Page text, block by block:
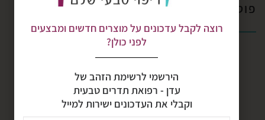
פוסטים אחרונים
סדנאות רפואת תדרים טבעית
שילוב מוסיקת תדרים בטיפול רפלקסולוגיה, ארומתרפיה
רוצה לקבל עדכונים על מוצרים חדשים ומבצעים
לפני כולן?
הירשמי לרשימת הזהב של
עדן - רפואת תדרים טבעית
וקבלי את העדכונים ישירות למייל